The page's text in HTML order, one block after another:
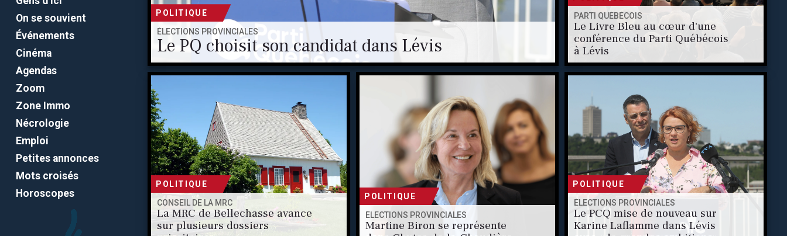
On se souvient
Événements
Cinéma
Agendas
Zoom
Zone Immo
Nécrologie
Emploi
Petites annonces
Mots croisés
Horoscopes
POLITIQUE
ÉLECTIONS PROVINCIALES
Le PQ choisit son candidat dans Lévis
PARTI QUÉBÉCOIS
Le Livre Bleu au cœur d'une
conférence du Parti Québécois
à Lévis
POLITIQUE
CONSEIL DE LA MRC
La MRC de Bellechasse avance
sur plusieurs dossiers
POLITIQUE
ÉLECTIONS PROVINCIALES
Martine Biron se représente
POLITIQUE
ÉLECTIONS PROVINCIALES
Le PCQ mise de nouveau sur
Karine Laflamme dans Lévis